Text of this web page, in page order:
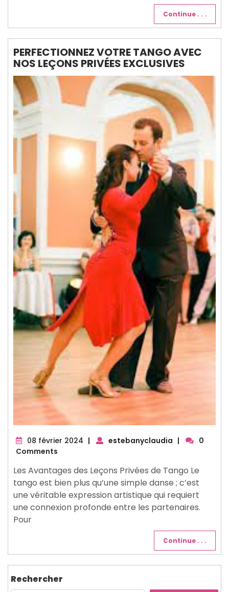
Continue . . .
PERFECTIONNEZ VOTRE TANGO AVEC
NOS LEÇONS PRIVÉES EXCLUSIVES
08 février 2024 08
| estebanyclaudia |
0
Comments
Les Avantages des Leçons Privées de Tango Le
tango est bien plus qu’une simple danse ; c’est
une véritable expression artistique qui requiert
une connexion profonde entre les partenaires.
Pour
Continue . . .
Rechercher